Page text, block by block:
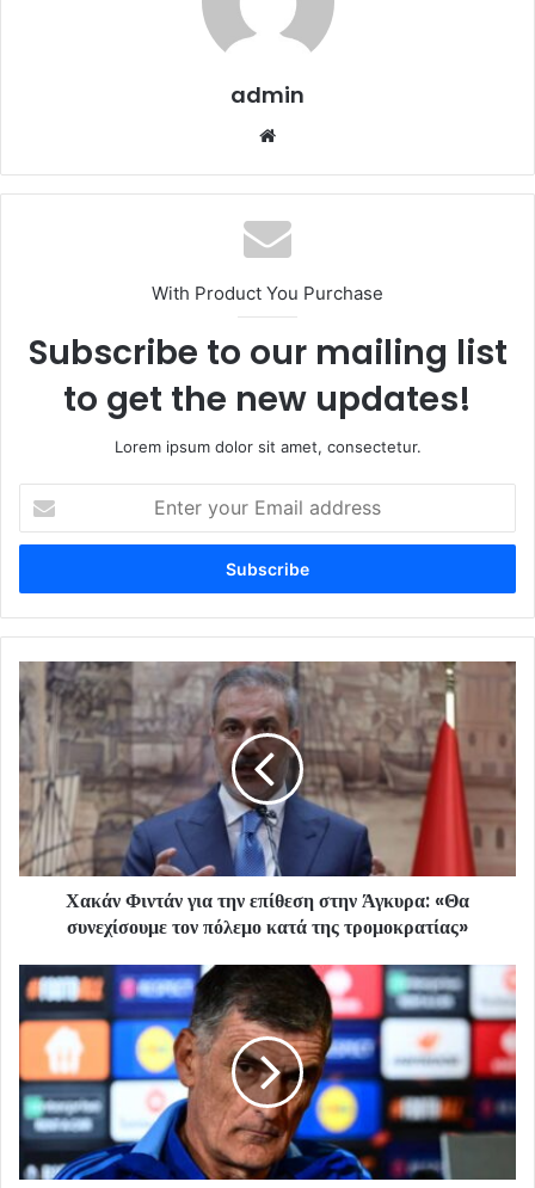
admin
With Product You Purchase
Subscribe to our mailing list
to get the new updates!
Lorem ipsum dolor sit amet, consectetur.
your
Email
Χακάν Φιντάν για την επίθεση στην Άγκυρα: «Θα
συνεχίσουμε τον πόλεμο κατά της τρομοκρατίας»